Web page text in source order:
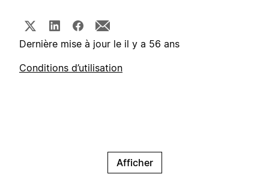
Dernière mise à jour le il y a 56 ans
Conditions d’utilisation
Afficher